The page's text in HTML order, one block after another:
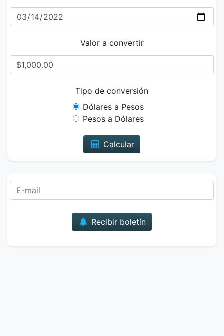
Valor a convertir
Tipo de conversión
Dólares a Pesos
Pesos a Dólares
Calcular
Recibir boletín